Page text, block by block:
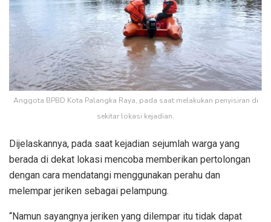
Anggota BPBD Kota Palangka Raya, pada saat melakukan penyisiran di
sekitar lokasi kejadian.
Dijelaskannya, pada saat kejadian sejumlah warga yang
berada di dekat lokasi mencoba memberikan pertolongan
dengan cara mendatangi menggunakan perahu dan
melempar jeriken sebagai pelampung.
“Namun sayangnya jeriken yang dilempar itu tidak dapat